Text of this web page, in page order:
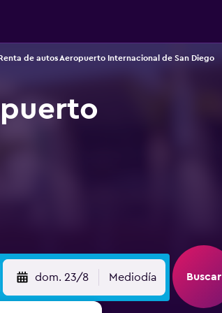
de autos Aeropuerto Internacional de San Diego
dom. 23/8 Mediodía Buscar